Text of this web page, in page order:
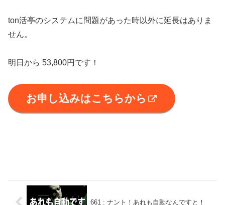
ton活亭のシステムに問題があった時以外に延長はありま
せん。
明日から 53,800円です！
お申し込みはこちらから
661 : ナント！あれも自動なんですと！